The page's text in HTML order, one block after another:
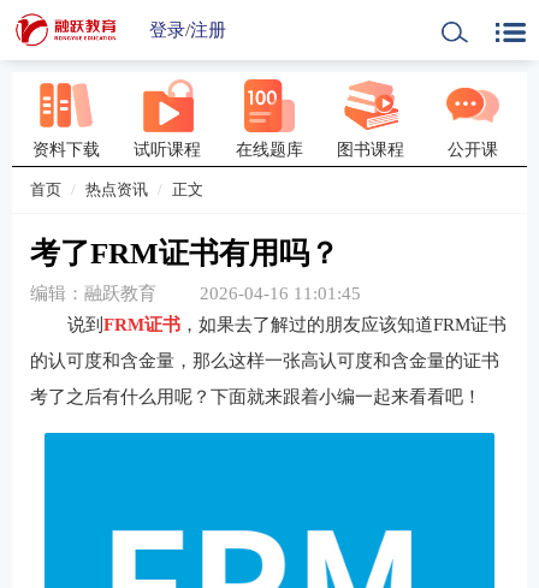
登录/注册
资料下载 试听课程 在线题库 图书课程 公开课
首页 热点资讯 正文
考了FRM证书有用吗？
编辑：融跃教育
2026-04-16 11:01:45
说到 FRM证书，如果去了解过的朋友应该知道FRM证书
的认可度和含金量，那么这样一张高认可度和含金量的证书
考了之后有什么用呢？下面就来跟着小编一起来看看吧！